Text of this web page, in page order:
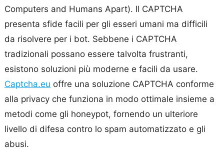
Computers and Humans Apart). Il CAPTCHA
presenta sfide facili per gli esseri umani ma difficili
da risolvere per i bot. Sebbene i CAPTCHA
tradizionali possano essere talvolta frustranti,
esistono soluzioni più moderne e facili da usare.
Captcha.eu offre una soluzione CAPTCHA conforme
alla privacy che funziona in modo ottimale insieme a
metodi come gli honeypot, fornendo un ulteriore
livello di difesa contro lo spam automatizzato e gli
abusi.